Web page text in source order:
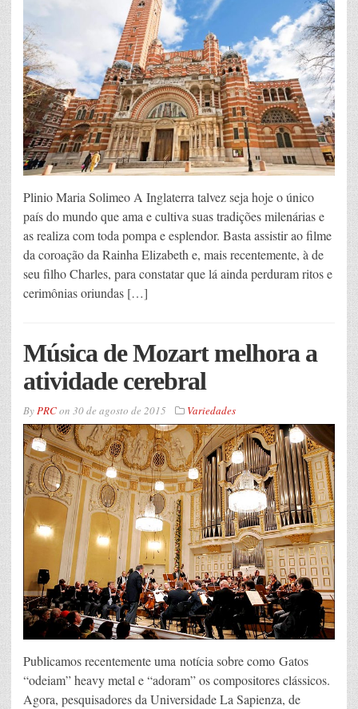
Plinio Maria Solimeo A Inglaterra talvez seja hoje o único
país do mundo que ama e cultiva suas tradições milenárias e
as realiza com toda pompa e esplendor. Basta assistir ao filme
da coroação da Rainha Elizabeth e, mais recentemente, à de
seu filho Charles, para constatar que lá ainda perduram ritos e
cerimônias oriundas […]
Música de Mozart melhora a
atividade cerebral
ByPRCon 30 de agosto de 2015 Variedades
Publicamos recentemente uma notícia sobre como Gatos
“odeiam” heavy metal e “adoram” os compositores clássicos.
Agora, pesquisadores da Universidade La Sapienza, de